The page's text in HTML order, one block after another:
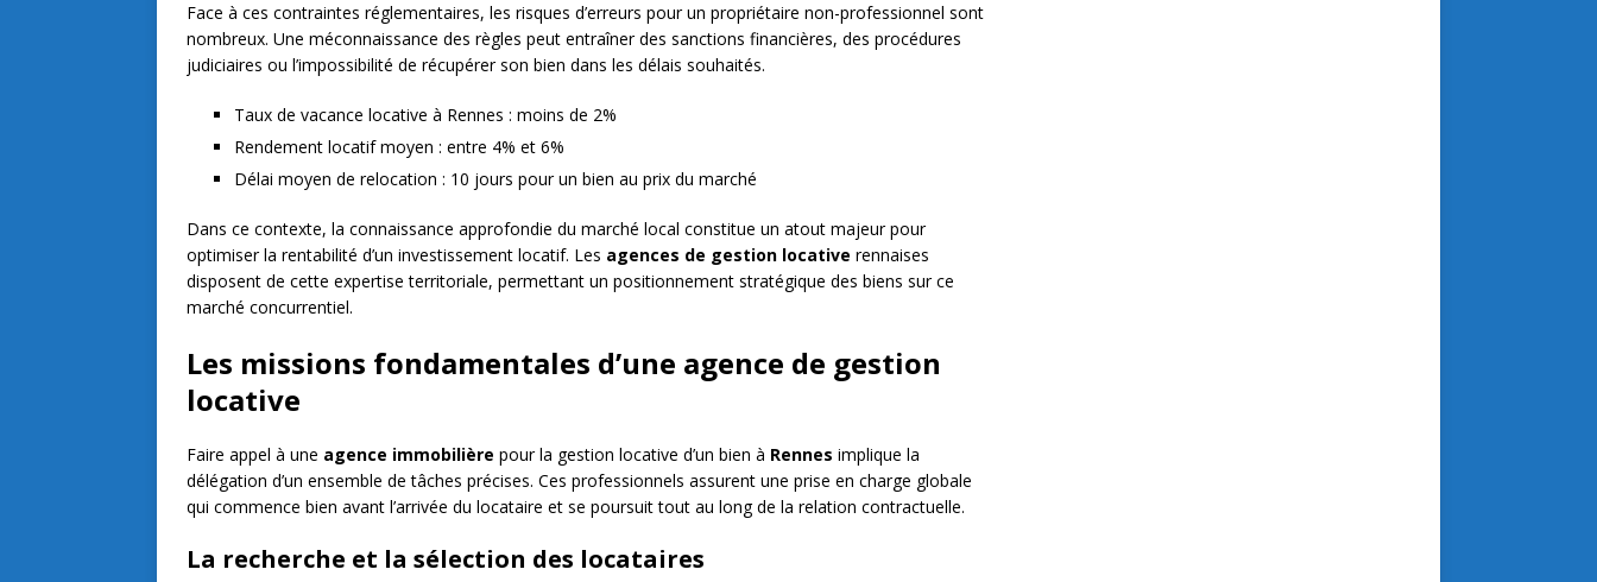
Face à ces contraintes réglementaires, les risques d’erreurs pour un propriétaire non-professionnel sont
nombreux. Une méconnaissance des règles peut entraîner des sanctions financières, des procédures
judiciaires ou l’impossibilité de récupérer son bien dans les délais souhaités.
Taux de vacance locative à Rennes : moins de 2%
Rendement locatif moyen : entre 4% et 6%
Délai moyen de relocation : 10 jours pour un bien au prix du marché
Dans ce contexte, la connaissance approfondie du marché local constitue un atout majeur pour
optimiser la rentabilité d’un investissement locatif. Les agences de gestion locative rennaises
disposent de cette expertise territoriale, permettant un positionnement stratégique des biens sur ce
marché concurrentiel.
Les missions fondamentales d’une agence de gestion
locative
Faire appel à une agence immobilière pour la gestion locative d’un bien à Rennes implique la
délégation d’un ensemble de tâches précises. Ces professionnels assurent une prise en charge globale
qui commence bien avant l’arrivée du locataire et se poursuit tout au long de la relation contractuelle.
La recherche et la sélection des locataires